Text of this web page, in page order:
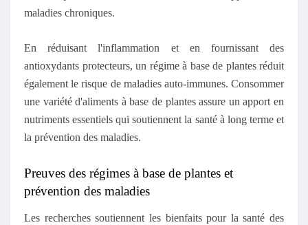
maladies chroniques.
En réduisant l'inflammation et en fournissant des
antioxydants protecteurs, un régime à base de plantes réduit
également le risque de maladies auto-immunes. Consommer
une variété d'aliments à base de plantes assure un apport en
nutriments essentiels qui soutiennent la santé à long terme et
la prévention des maladies.
Preuves des régimes à base de plantes et
prévention des maladies
Les recherches soutiennent les bienfaits pour la santé des